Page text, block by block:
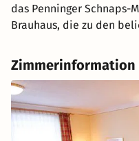
das Penninger Schnaps-
Brauhaus, die zu den
Zimmerinformation